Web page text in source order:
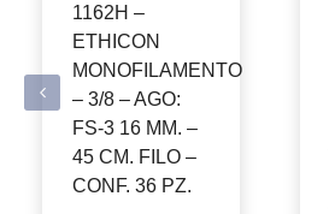
1162H –
ETHICON
MONOFILAMENTO
– 3/8 – AGO:
FS-3 16 MM. –
45 CM. FILO –
CONF. 36 PZ.